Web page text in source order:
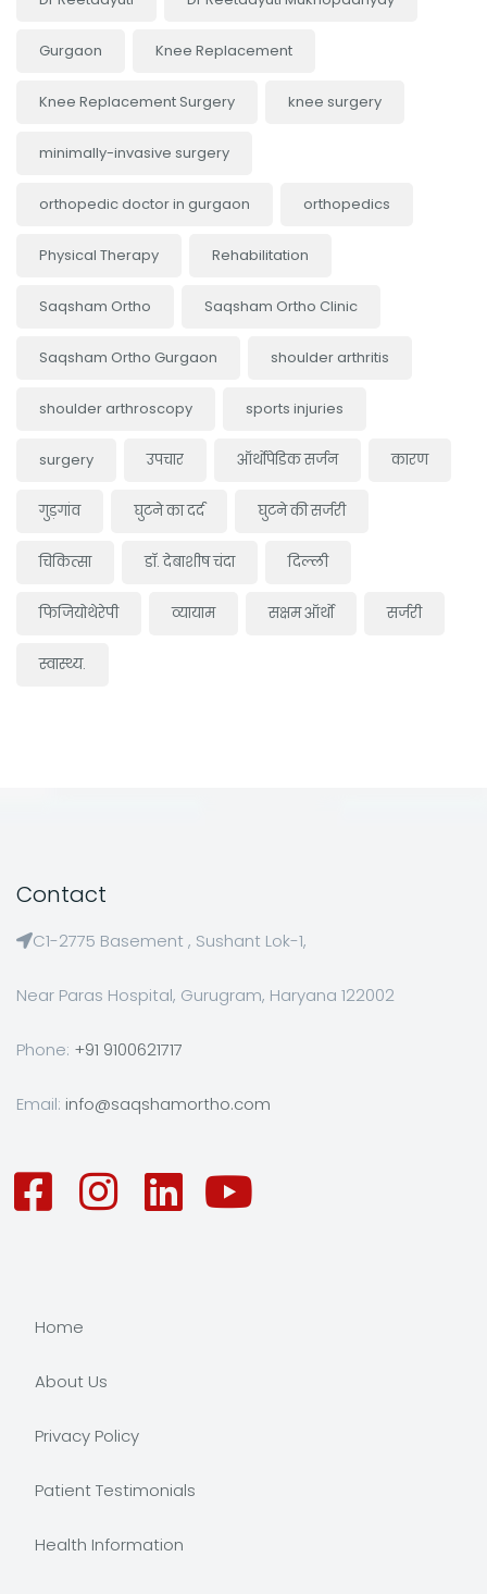
Gurgaon Knee Replacement
Knee Replacement Surgery knee surgery
minimally-invasive surgery
orthopedic doctor in gurgaon orthopedics
Physical Therapy Rehabilitation
Saqsham Ortho Saqsham Ortho Clinic
Saqsham Ortho Gurgaon shoulder arthritis
shoulder arthroscopy sports injuries
surgery उपचार ऑर्थोपेडिक सर्जन कारण
गुड़गांव घुटने का दर्द घुटने की सर्जरी
चिकित्सा डॉ. देबाशीष चंदा दिल्ली
फिजियोथेरेपी व्यायाम सक्षम ऑर्थो सर्जरी
स्वास्थ्य.
Contact
C1-2775 Basement , Sushant Lok-1,
Near Paras Hospital, Gurugram, Haryana 122002
Phone: +91 9100621717
Email: info@saqshamortho.com
Home
About Us
Privacy Policy
Patient Testimonials
Health Information